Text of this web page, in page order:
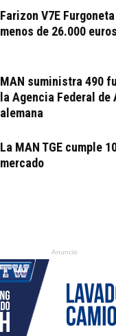
Farizon V7E
menos de 26.000 euros
MAN suministra 490
la Agencia Federal de
alemana
La MAN TGE cumple
mercado
Anuncio